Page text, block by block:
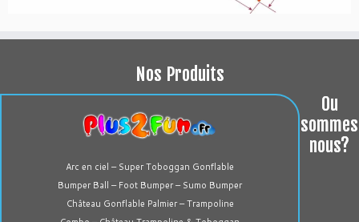
Nos Produits
Arc en ciel – Super Toboggan Gonflable
Bumper Ball – Foot Bumper – Sumo Bumper
Château Gonflable Palmier – Trampoline
Ou
sommes
nous?